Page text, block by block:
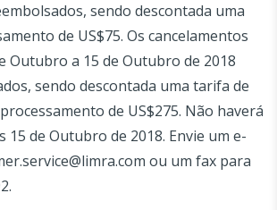
sendo descontada uma
de US$75. Os cancelamentos
Outubro a 15 de Outubro de 2018
sendo descontada uma tarifa de
de US$275. Não haverá
15 de Outubro de 2018. Envie um e-
ou um fax para